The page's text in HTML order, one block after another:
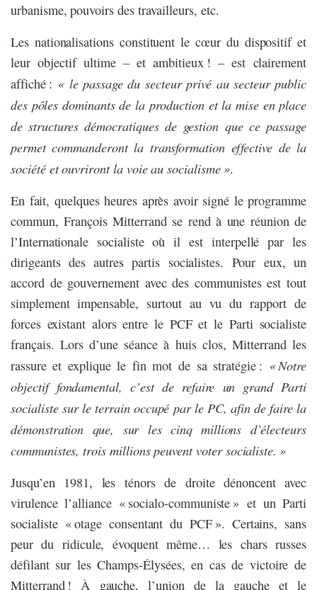
urbanisme, pouvoirs des travailleurs, etc.
Les nationalisations constituent le cœur du dispositif et
leur objectif ultime – et ambitieux ! – est clairement
affiché : « le passage du secteur privé au secteur public
des pôles dominants de la production et la mise en place
de structures démocratiques de gestion que ce passage
permet commanderont la transformation effective de la
société et ouvriront la voie au socialisme ».
En fait, quelques heures après avoir signé le programme
commun, François Mitterrand se rend à une réunion de
l’Internationale socialiste où il est interpellé par les
dirigeants des autres partis socialistes. Pour eux, un
accord de gouvernement avec des communistes est tout
simplement impensable, surtout au vu du rapport de
forces existant alors entre le PCF et le Parti socialiste
français. Lors d’une séance à huis clos, Mitterrand les
rassure et explique le fin mot de sa stratégie : « Notre
objectif fondamental, c’est de refaire un grand Parti
socialiste sur le terrain occupé par le PC, afin de faire la
démonstration que, sur les cinq millions d’électeurs
communistes, trois millions peuvent voter socialiste. »
Jusqu’en 1981, les ténors de droite dénoncent avec
virulence l’alliance « socialo-communiste » et un Parti
socialiste « otage consentant du PCF ». Certains, sans
peur du ridicule, évoquent même… les chars russes
défilant sur les Champs-Élysées, en cas de victoire de
Mitterrand ! À gauche, l’union de la gauche et le